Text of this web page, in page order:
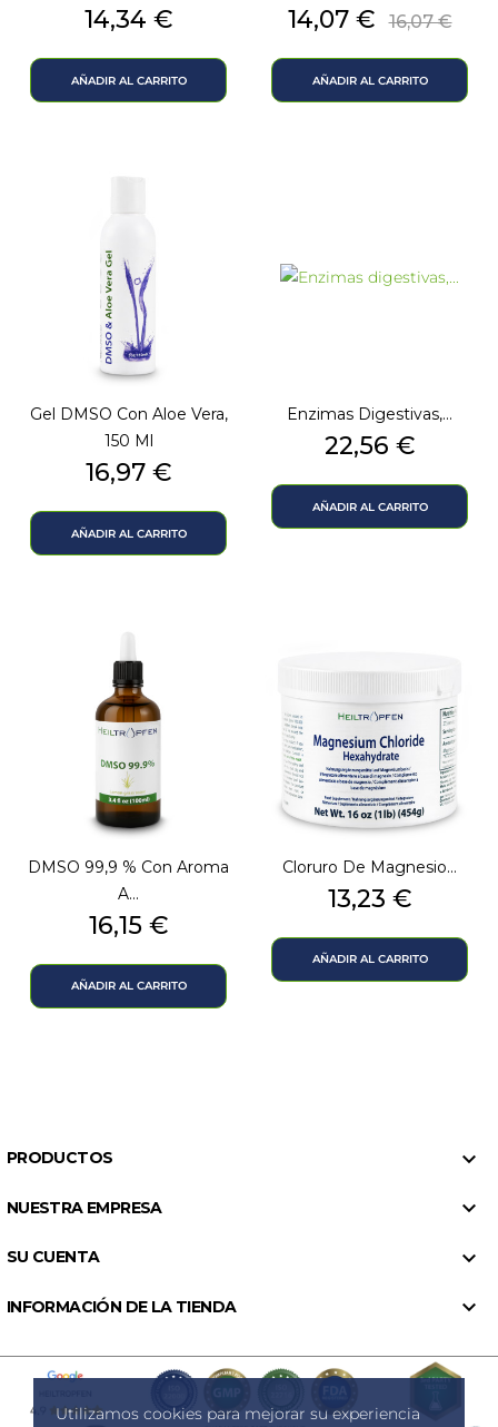
Utilizamos cookies para mejorar su experiencia
Precio
14,34 €
AÑADIR AL CARRITO
Precio
14,07 € Precio
16,07 €
AÑADIR AL CARRITO
Gel DMSO Con Aloe Vera,
150 Ml
Precio
16,97 €
AÑADIR AL CARRITO
Enzimas Digestivas,...
Precio
22,56 €
AÑADIR AL CARRITO
DMSO 99,9 % Con Aroma
A...
Precio
16,15 €
AÑADIR AL CARRITO
Cloruro De Magnesio...
Precio
13,23 €
AÑADIR AL CARRITO
PRODUCTOS 
NUESTRA EMPRESA 
SU CUENTA 
INFORMACIÓN DE LA TIENDA 